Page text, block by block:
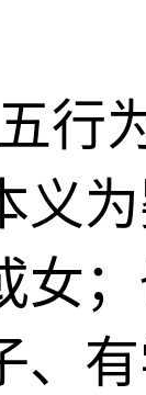
行
义
女
、